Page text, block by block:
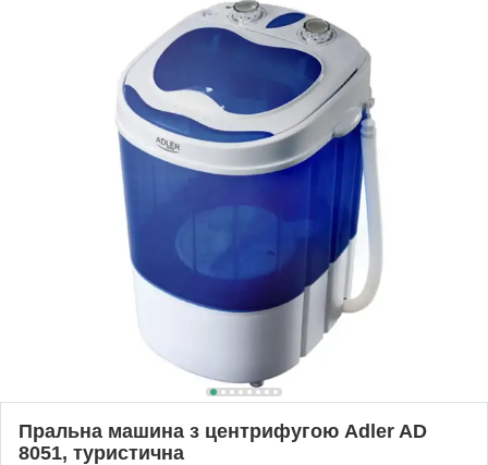
Пральна машина з центрифугою Adler AD
8051, туристична